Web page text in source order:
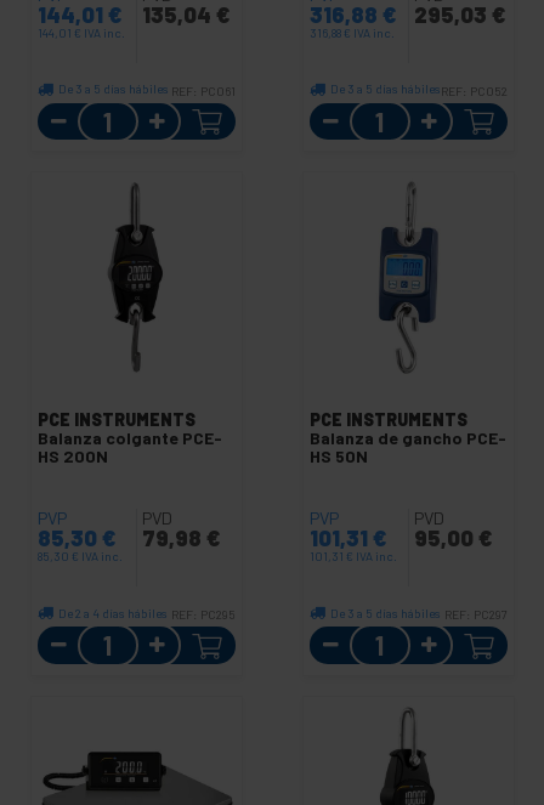
144,01 €
144,01 € IVA inc.
135,04 €
De 3 a 5 días hábiles REF: PC061
Cantidad
316,88 €
316,88 € IVA inc.
295,03 €
De 3 a 5 días hábilesREF: PC052
Cantidad
PCE INSTRUMENTS
Balanza colgante PCE-
HS 200N
PVP
85,30 €
85,30 € IVA inc.
PVD
79,98 €
De 2 a 4 días hábiles REF: PC295
Cantidad
PCE INSTRUMENTS
Balanza de gancho PCE-
HS 50N
PVP
101,31 €
101,31 € IVA inc.
PVD
95,00 €
De 3 a 5 días hábiles REF: PC297
Cantidad